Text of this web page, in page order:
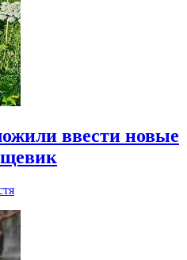
ввести новые